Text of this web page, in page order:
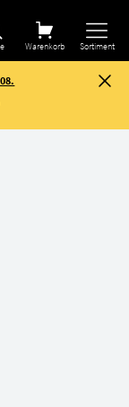
Warenkorb Sortiment